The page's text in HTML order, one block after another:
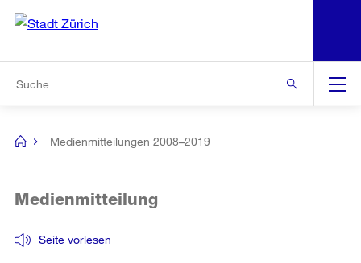
Navigation
[no
Medienmitteilungen 2008–2019
Seite vorlesen
Medienmitteilung